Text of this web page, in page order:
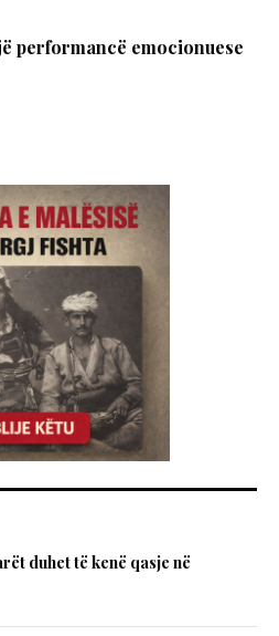
performancë emocionuese
duhet të kenë qasje në